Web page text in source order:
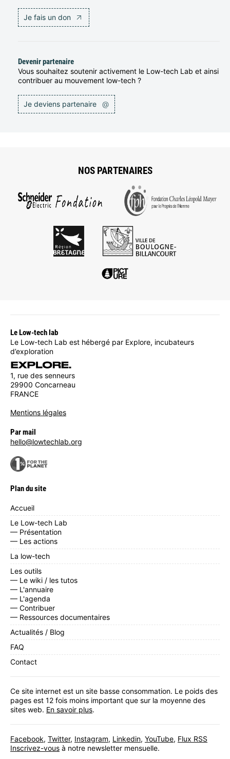
Je fais un don
Devenir partenaire
Vous souhaitez soutenir activement le Low-tech Lab et ainsi
contribuer au mouvement low-tech ?
Je deviens partenaire @
NOS PARTENAIRES
Le Low-tech lab
Le Low-tech Lab est hébergé par Explore, incubateurs
d’exploration
1, rue des senneurs
29900 Concarneau
FRANCE
Mentions légales
Par mail
hello@lowtechlab.org
Plan du site
Accueil
Le Low-tech Lab
— Présentation
— Les actions
La low-tech
Les outils
— Le wiki / les tutos
— L'annuaire
— L'agenda
— Contribuer
— Ressources documentaires
Actualités / Blog
FAQ
Contact
Ce site internet est un site basse consommation. Le poids des
pages est 12 fois moins important que sur la moyenne des
sites web. En savoir plus.
Facebook, Twitter, Instagram, Linkedin, YouTube, Flux RSS
Inscrivez-vous à notre newsletter mensuelle.